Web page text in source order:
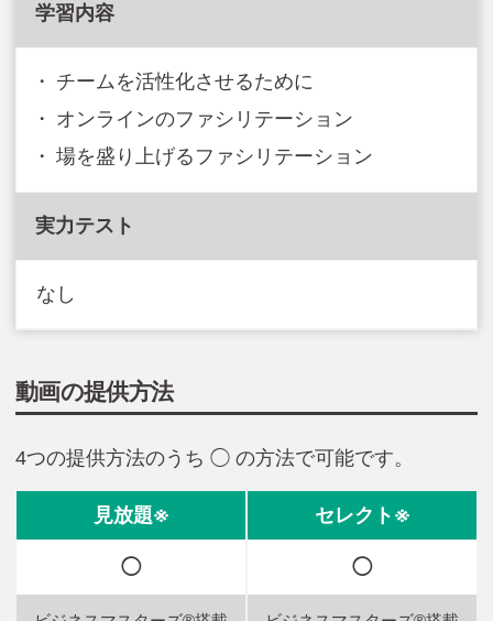
学習内容
チームを活性化させるために
オンラインのファシリテーション
場を盛り上げるファシリテーション
実力テスト
なし
動画の提供方法
4つの提供方法のうち ◯ の方法で可能です。
◯ ◯